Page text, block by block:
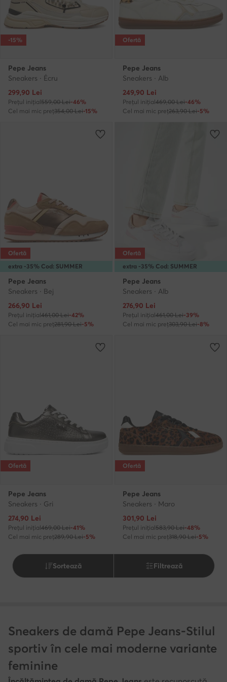
-15%
Pepe Jeans
Sneakers · Écru
Prețul actual
299,90 Lei
Prețul inițial559,00 Lei-46%
Cel mai mic preț354,00 Lei-15%
Ofertă
Pepe Jeans
Sneakers · Alb
Prețul actual
249,90 Lei
Prețul inițial469,00 Lei-46%
Cel mai mic preț263,90 Lei-5%
extra -35% Cod: SUMMER
Ofertă
Pepe Jeans
Sneakers · Bej
Prețul actual
266,90 Lei
Prețul inițial461,00 Lei-42%
Cel mai mic preț281,90 Lei-5%
extra -35% Cod: SUMMER
Ofertă
Pepe Jeans
Sneakers · Alb
Prețul actual
276,90 Lei
Prețul inițial461,00 Lei-39%
Cel mai mic preț303,90 Lei-8%
Ofertă
Pepe Jeans
Sneakers · Gri
Prețul actual
274,90 Lei
Prețul inițial469,00 Lei-41%
Cel mai mic preț289,90 Lei-5%
Ofertă
Pepe Jeans
Sneakers · Maro
Prețul actual
301,90 Lei
Prețul inițial583,90 Lei-48%
Cel mai mic preț318,90 Lei-5%
Sortează Filtrează
Sneakers de damă Pepe Jeans-Stilul
sportiv în cele mai moderne variante
feminine